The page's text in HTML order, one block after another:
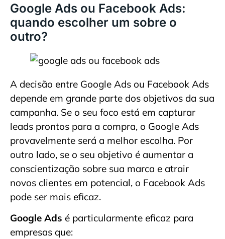
Google Ads ou Facebook Ads:
quando escolher um sobre o
outro?
A decisão entre Google Ads ou Facebook Ads
depende em grande parte dos objetivos da sua
campanha. Se o seu foco está em capturar
leads prontos para a compra, o Google Ads
provavelmente será a melhor escolha. Por
outro lado, se o seu objetivo é aumentar a
conscientização sobre sua marca e atrair
novos clientes em potencial, o Facebook Ads
pode ser mais eficaz.
Google Ads é particularmente eficaz para
empresas que: